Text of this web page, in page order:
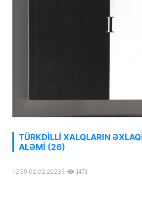
TÜRKDİLLİ XALQLARIN
ALƏMİ (26)
12:59 02.02.2023 | 1471